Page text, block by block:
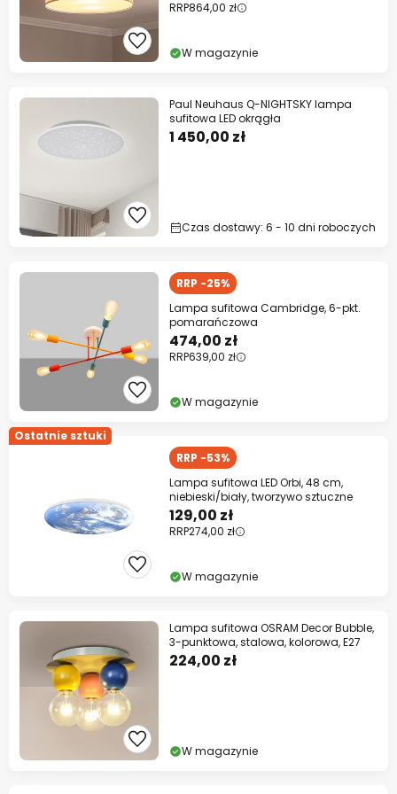
RRP864,00 zł
W magazynie
Paul Neuhaus Q-NIGHTSKY lampa
sufitowa LED okrągła
1 450,00 zł
Czas dostawy: 6 - 10 dni roboczych
RRP -25%
Lampa sufitowa Cambridge, 6-pkt.
pomarańczowa
474,00 zł
RRP639,00 zł
W magazynie
Ostatnie sztuki
RRP -53%
Lampa sufitowa LED Orbi, 48 cm,
niebieski/biały, tworzywo sztuczne
129,00 zł
RRP274,00 zł
W magazynie
Lampa sufitowa OSRAM Decor Bubble,
3-punktowa, stalowa, kolorowa, E27
224,00 zł
W magazynie